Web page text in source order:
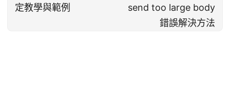
定教學與範例
send too large body
錯誤解決方法